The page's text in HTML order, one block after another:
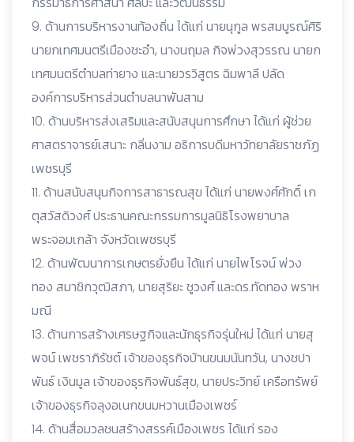
9. ด้านการบริหารงานท้องถิ่น ได้แก่ นายนุกูล พรสมบูรณ์ศิริ
นายกเทศมนตรีเมืองชะอำ, นางนฤมล กิจพ่วงสุวรรณ นายก
เทศมนตรีตำบลท่ายาง และนายวรวิสูตร ฉิมพาลี ปลัด
องค์การบริหารส่วนตำบลนาพันสาม
10. ด้านบริหารส่งเสริมและสนับสนุนการศึกษา ได้แก่ ผู้ช่วย
ศาสตราจารย์เสนาะ กลิ่นงาม อธิการบดีมหาวัทยาลัยราชภัฏ
เพชรบุรี
11. ด้านสนับสนุนกิจการสาธารณสุข ได้แก่ นายพงศ์ศักดิ์ เก
ตุสวัสดิวงศ์ ประธานคณะกรรมการมูลนิธิโรงพยาบาล
พระจอมเกล้า จังหวัดเพชรบุรี
12. ด้านพัฒนาการเกษตรยั่งยืน ได้แก่ นายไพโรจน์ พ่วง
ทอง สมาชิกวุฒิสภา, นายสุริยะ ชูวงศ์ และดร.ทัดทอง พราห
มณี
13. ด้านการสร้างเศรษฐกิจและนักธุรกิจรุ่นใหม่ ได้แก่ นายสุ
พจน์ เพชราภิรัชต์ เจ้าของธุรกิจบ้านขนมนันทวัน, นางชปา
พันธ์ เงินมูล เจ้าของธุรกิจพันธ์สุข, นายประวิทย์ เครือทรัพย์
เจ้าของธุรกิจลุงอเนกขนมหวานเมืองเพชร์
14. ด้านสื่อมวลชนสร้างสรรค์เมืองเพชร ได้แก่ รอง